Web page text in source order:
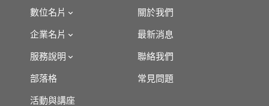
數位名片
企業名片
服務說明
部落格
活動與講座
關於我們
最新消息
聯絡我們
常見問題